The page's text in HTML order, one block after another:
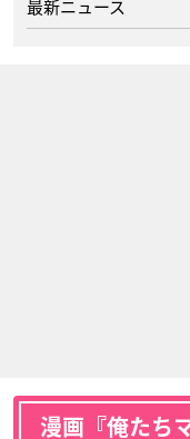
最新ニュース
漫画『俺たち